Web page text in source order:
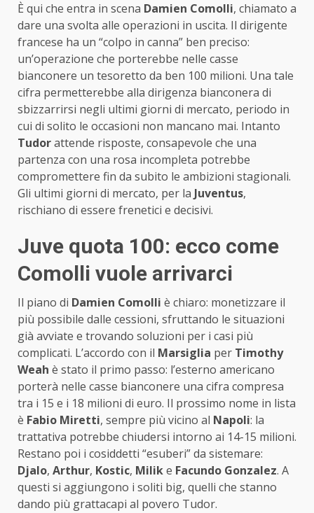
È qui che entra in scena Damien Comolli, chiamato a
dare una svolta alle operazioni in uscita. Il dirigente
francese ha un “colpo in canna” ben preciso:
un’operazione che porterebbe nelle casse
bianconere un tesoretto da ben 100 milioni. Una tale
cifra permetterebbe alla dirigenza bianconera di
sbizzarrirsi negli ultimi giorni di mercato, periodo in
cui di solito le occasioni non mancano mai. Intanto
Tudorattende risposte, consapevole che una
partenza con una rosa incompleta potrebbe
compromettere fin da subito le ambizioni stagionali.
Gli ultimi giorni di mercato, per la Juventus,
rischiano di essere frenetici e decisivi.
Juve quota 100: ecco come
Comolli vuole arrivarci
Il piano di Damien Comolli è chiaro: monetizzare il
più possibile dalle cessioni, sfruttando le situazioni
già avviate e trovando soluzioni per i casi più
complicati. L’accordo con il Marsiglia per Timothy
Weah è stato il primo passo: l’esterno americano
porterà nelle casse bianconere una cifra compresa
tra i 15 e i 18 milioni di euro. Il prossimo nome in lista
è Fabio Miretti, sempre più vicino al Napoli: la
trattativa potrebbe chiudersi intorno ai 14-15 milioni.
Restano poi i cosiddetti “esuberi” da sistemare:
Djalo, Arthur, Kostic, Milike Facundo Gonzalez. A
questi si aggiungono i soliti big, quelli che stanno
dando più grattacapi al povero Tudor.